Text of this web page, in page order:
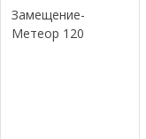
Замещение-
Метеор 120